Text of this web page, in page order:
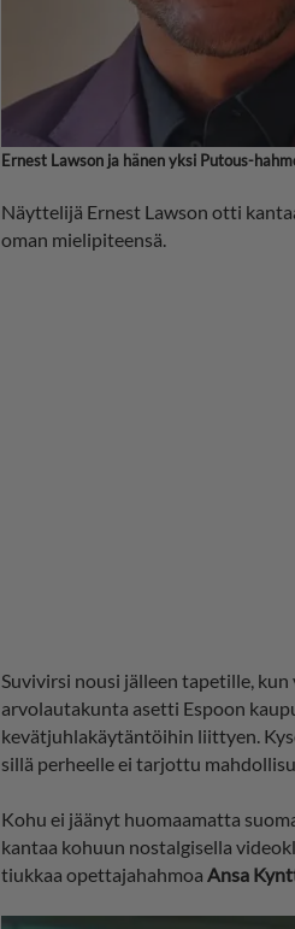
Ernest Lawson ja hänen yksi Putous-
Näyttelijä Ernest Lawson otti
oman mielipiteensä.
Suvivirsi nousi jälleen tapetille,
arvolautakunta asetti Espoon
kevätjuhlakäytäntöihin liittyen.
sillä perheelle ei tarjottu
Kohu ei jäänyt huomaamatta
kantaa kohuun nostalgisella
tiukkaa opettajahahmoa Ansa